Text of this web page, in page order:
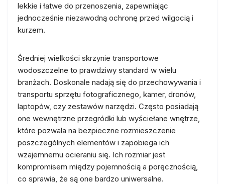
lekkie i łatwe do przenoszenia, zapewniając
jednocześnie niezawodną ochronę przed wilgocią i
kurzem.
Średniej wielkości skrzynie transportowe
wodoszczelne to prawdziwy standard w wielu
branżach. Doskonale nadają się do przechowywania i
transportu sprzętu fotograficznego, kamer, dronów,
laptopów, czy zestawów narzędzi. Często posiadają
one wewnętrzne przegródki lub wyściełane wnętrze,
które pozwala na bezpieczne rozmieszczenie
poszczególnych elementów i zapobiega ich
wzajemnemu ocieraniu się. Ich rozmiar jest
kompromisem między pojemnością a poręcznością,
co sprawia, że są one bardzo uniwersalne.